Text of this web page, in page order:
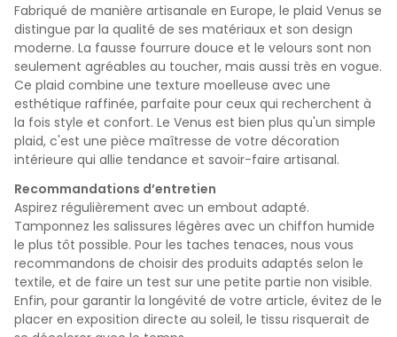
Fabriqué de manière artisanale en Europe, le plaid Venus se
distingue par la qualité de ses matériaux et son design
moderne. La fausse fourrure douce et le velours sont non
seulement agréables au toucher, mais aussi très en vogue.
Ce plaid combine une texture moelleuse avec une
esthétique raffinée, parfaite pour ceux qui recherchent à
la fois style et confort. Le Venus est bien plus qu'un simple
plaid, c'est une pièce maîtresse de votre décoration
intérieure qui allie tendance et savoir-faire artisanal.
Recommandations d’entretien
Aspirez régulièrement avec un embout adapté.
Tamponnez les salissures légères avec un chiffon humide
le plus tôt possible. Pour les taches tenaces, nous vous
recommandons de choisir des produits adaptés selon le
textile, et de faire un test sur une petite partie non visible.
Enfin, pour garantir la longévité de votre article, évitez de le
placer en exposition directe au soleil, le tissu risquerait de